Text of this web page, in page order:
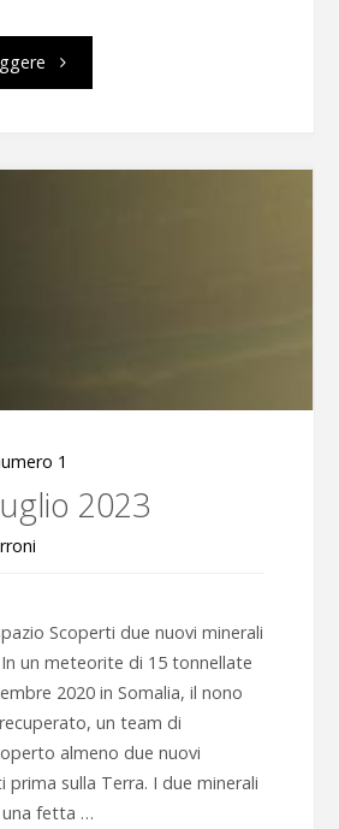
"Flash
dicembre
1
2023
Scoperti due nuovi minerali
un meteorite di 15 tonnellate
2020 in Somalia, il nono
un team di
almeno due nuovi
prima sulla Terra. I due minerali
fetta …